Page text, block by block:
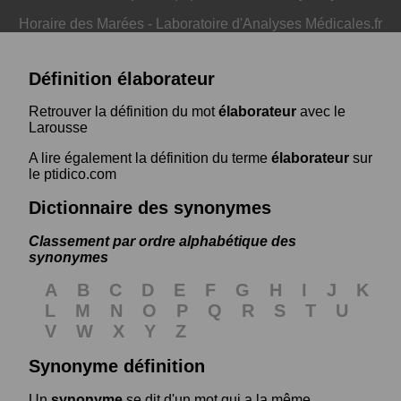
Horaire des Marées - Laboratoire d'Analyses Médicales.fr
Définition élaborateur
Retrouver la définition du motélaborateur avec le
Larousse
A lire également la définition du terme élaborateur sur
le ptidico.com
Dictionnaire des synonymes
Classement par ordre alphabétique des
synonymes
A B C D E F G H I J
K
L
M N O P Q R S T
U
V
W X Y
Z
Synonyme définition